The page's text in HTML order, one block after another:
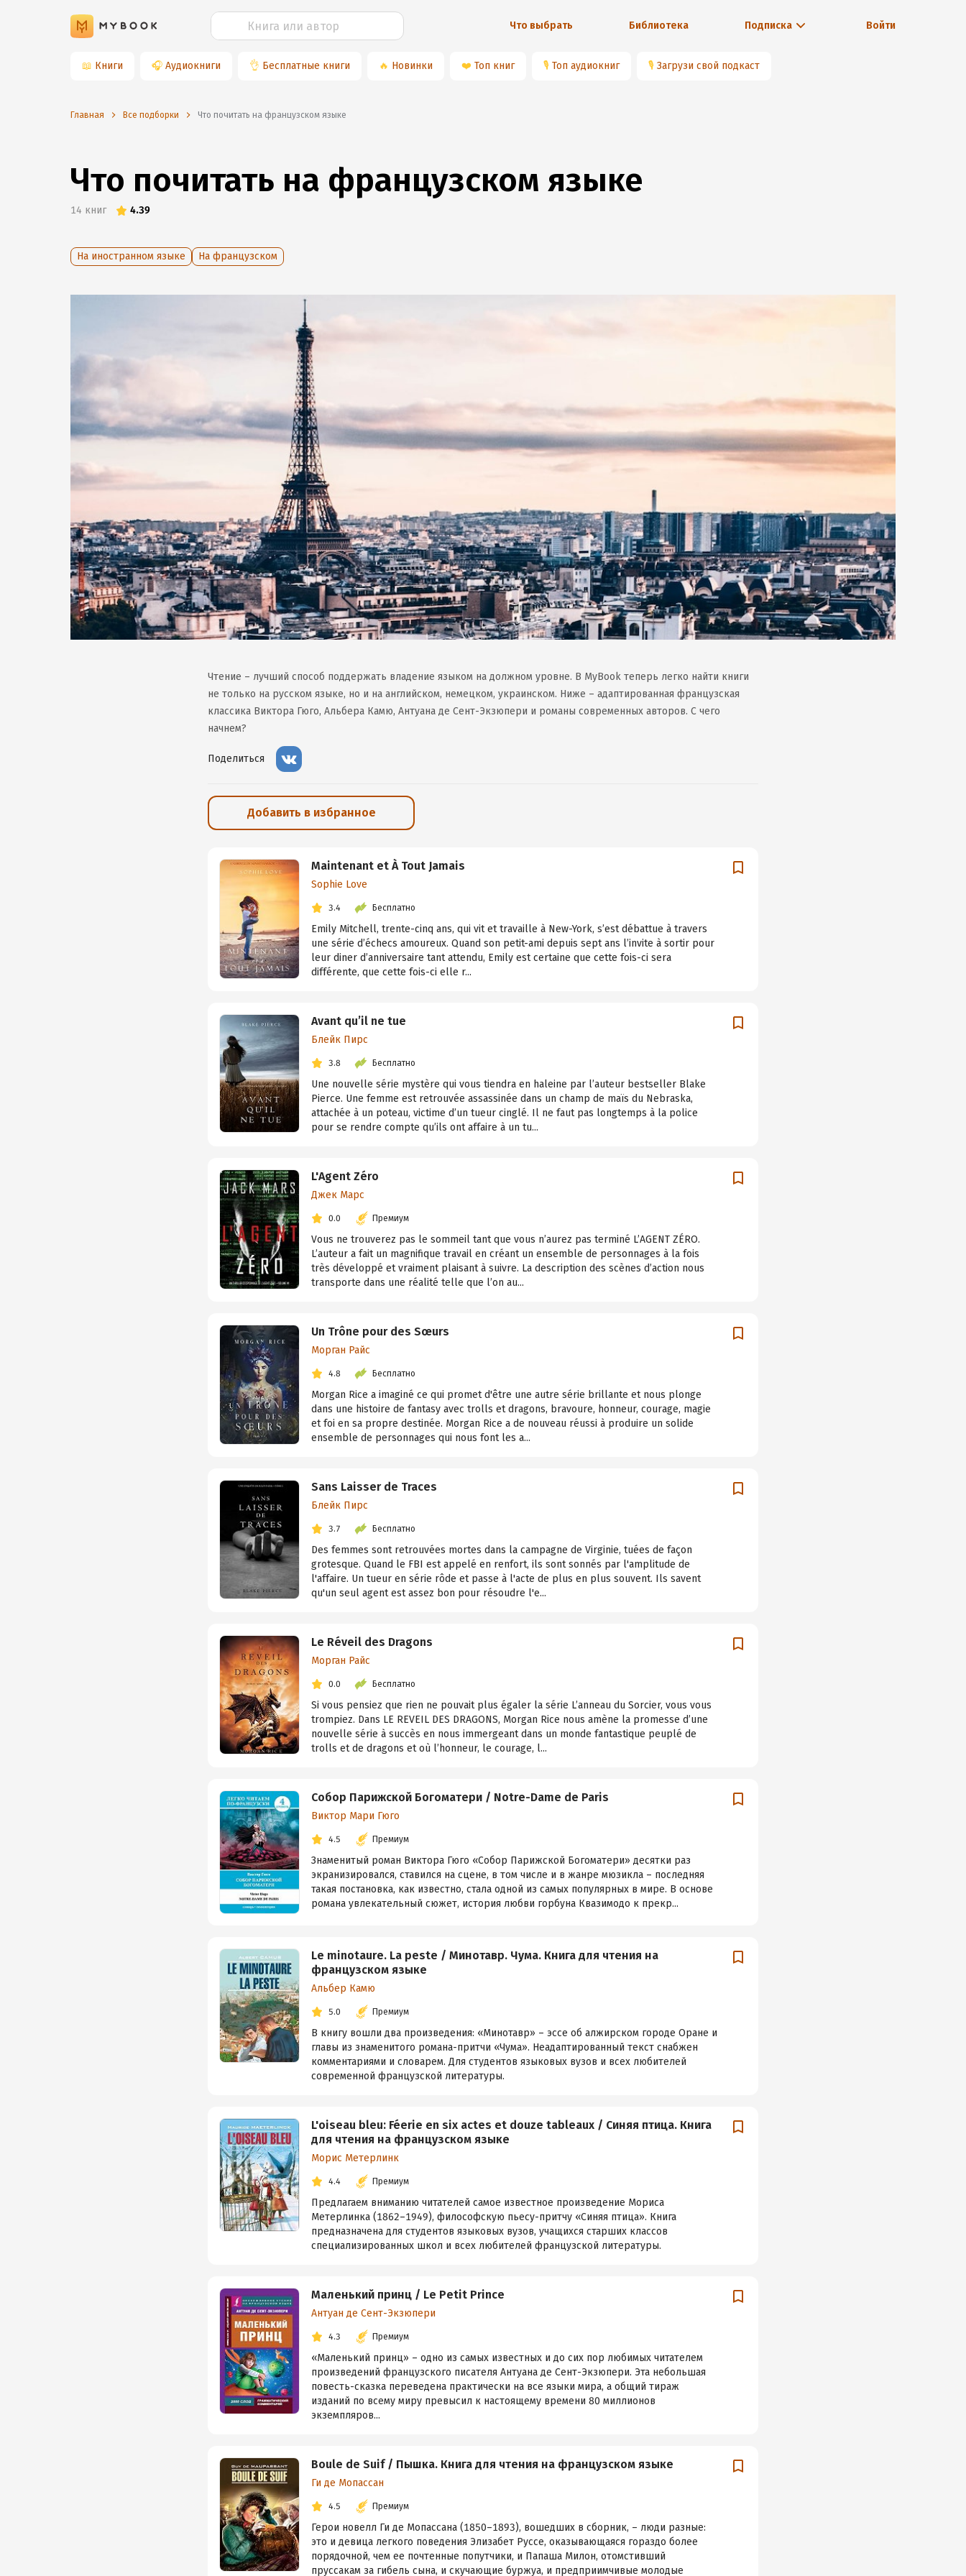
Что выбрать Библиотека Подписка Войти
📖 Книги 🎧 Аудиокниги 👌 Бесплатные книги 🔥 Новинки ❤️ Топ книг 🎙 Топ аудиокниг 🎙 Загрузи свой подкаст
Главная Все подборки Что почитать на французском языке
Что почитать на французском языке
14 книг 4.39
На иностранном языке На французском
Чтение – лучший способ поддержать владение языком на должном уровне. В MyBook теперь легко найти книги
не только на русском языке, но и на английском, немецком, украинском. Ниже – адаптированная французская
классика Виктора Гюго, Альбера Камю, Антуана де Сент-Экзюпери и романы современных авторов. С чего
начнем?
Поделиться
Добавить в избранное
Maintenant et À Tout Jamais
Sophie Love
3.4 Бесплатно
Emily Mitchell, trente-cinq ans, qui vit et travaille à New-York, s’est débattue à travers
une série d’échecs amoureux. Quand son petit-ami depuis sept ans l’invite à sortir pour
leur diner d’anniversaire tant attendu, Emily est certaine que cette fois-ci sera
différente, que cette fois-ci elle r...
Avant qu’il ne tue
Блейк Пирс
3.8 Бесплатно
Une nouvelle série mystère qui vous tiendra en haleine par l’auteur bestseller Blake
Pierce. Une femme est retrouvée assassinée dans un champ de maïs du Nebraska,
attachée à un poteau, victime d’un tueur cinglé. Il ne faut pas longtemps à la police
pour se rendre compte qu’ils ont affaire à un tu...
L'Agent Zéro
Джек Марс
0.0 Премиум
Vous ne trouverez pas le sommeil tant que vous n’aurez pas terminé L’AGENT ZÉRO.
L’auteur a fait un magnifique travail en créant un ensemble de personnages à la fois
très développé et vraiment plaisant à suivre. La description des scènes d’action nous
transporte dans une réalité telle que l’on au...
Un Trône pour des Sœurs
Морган Райс
4.8 Бесплатно
Morgan Rice a imaginé ce qui promet d'être une autre série brillante et nous plonge
dans une histoire de fantasy avec trolls et dragons, bravoure, honneur, courage, magie
et foi en sa propre destinée. Morgan Rice a de nouveau réussi à produire un solide
ensemble de personnages qui nous font les a...
Sans Laisser de Traces
Блейк Пирс
3.7 Бесплатно
Des femmes sont retrouvées mortes dans la campagne de Virginie, tuées de façon
grotesque. Quand le FBI est appelé en renfort, ils sont sonnés par l'amplitude de
l'affaire. Un tueur en série rôde et passe à l'acte de plus en plus souvent. Ils savent
qu'un seul agent est assez bon pour résoudre l'e...
Le Réveil des Dragons
Морган Райс
0.0 Бесплатно
Si vous pensiez que rien ne pouvait plus égaler la série L’anneau du Sorcier, vous vous
trompiez. Dans LE REVEIL DES DRAGONS, Morgan Rice nous amène la promesse d’une
nouvelle série à succès en nous immergeant dans un monde fantastique peuplé de
trolls et de dragons et où l’honneur, le courage, l...
Собор Парижской Богоматери / Notre-Dame de Paris
Виктор Мари Гюго
4.5 Премиум
Знаменитый роман Виктора Гюго «Собор Парижской Богоматери» десятки раз
экранизировался, ставился на сцене, в том числе и в жанре мюзикла – последняя
такая постановка, как известно, стала одной из самых популярных в мире. В основе
романа увлекательный сюжет, история любви горбуна Квазимодо к прекр...
Le minotaure. La peste / Минотавр. Чума. Книга для чтения на
французском языке
Альбер Камю
5.0 Премиум
В книгу вошли два произведения: «Минотавр» – эссе об алжирском городе Оране и
главы из знаменитого романа-притчи «Чума». Неадаптированный текст снабжен
комментариями и словарем. Для студентов языковых вузов и всех любителей
современной французской литературы.
L'oiseau bleu: Féerie en six actes et douze tableaux / Синяя птица. Книга
для чтения на французском языке
Морис Метерлинк
4.4 Премиум
Предлагаем вниманию читателей самое известное произведение Мориса
Метерлинка (1862–1949), философскую пьесу-притчу «Синяя птица». Книга
предназначена для студентов языковых вузов, учащихся старших классов
специализированных школ и всех любителей французской литературы.
Маленький принц / Le Petit Prince
Антуан де Сент-Экзюпери
4.3 Премиум
«Маленький принц» – одно из самых известных и до сих пор любимых читателем
произведений французского писателя Антуана де Сент-Экзюпери. Эта небольшая
повесть-сказка переведена практически на все языки мира, а общий тираж
изданий по всему миру превысил к настоящему времени 80 миллионов
экземпляров...
Boule de Suif / Пышка. Книга для чтения на французском языке
Ги де Мопассан
4.5 Премиум
Герои новелл Ги де Мопассана (1850–1893), вошедших в сборник, – люди разные:
это и девица легкого поведения Элизабет Руссе, оказывающаяся гораздо более
порядочной, чем ее почтенные попутчики, и Папаша Милон, отомстивший
пруссакам за гибель сына, и скучающие буржуа, и предприимчивые молодые